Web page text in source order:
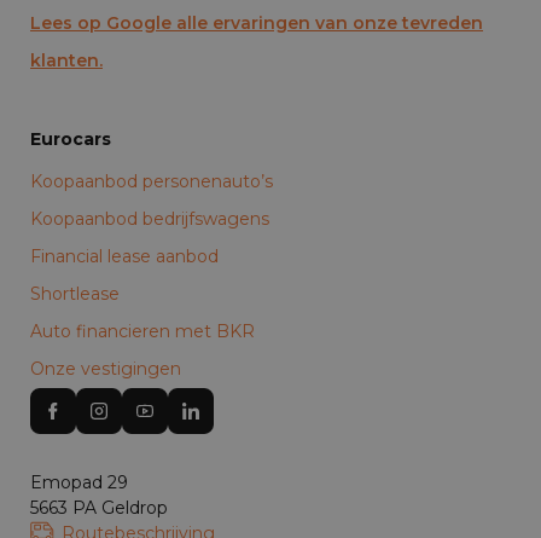
Lees op Google alle ervaringen van onze tevreden
klanten.
Eurocars
Koopaanbod personenauto’s
Koopaanbod bedrijfswagens
Financial lease aanbod
Shortlease
Auto financieren met BKR
Onze vestigingen
Emopad 29
5663 PA Geldrop
Routebeschrijving